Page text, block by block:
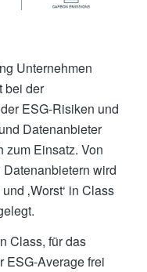
Unternehmen
bei der
ESG-Risiken und
Datenanbieter
zum Einsatz. Von
wird
‚Worst‘ in Class
Class, für das
ESG-Average frei